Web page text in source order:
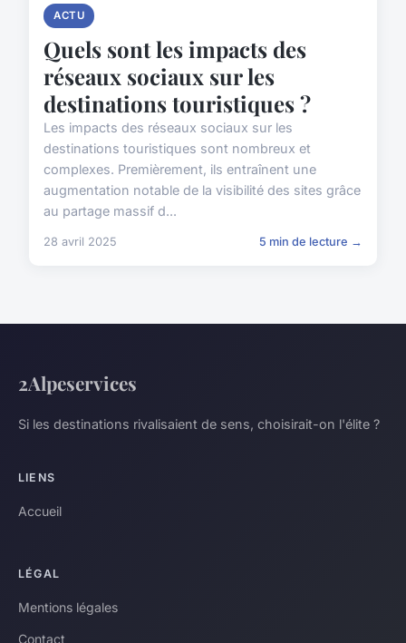
ACTU
Quels sont les impacts des
réseaux sociaux sur les
destinations touristiques ?
Les impacts des réseaux sociaux sur les
destinations touristiques sont nombreux et
complexes. Premièrement, ils entraînent une
augmentation notable de la visibilité des sites grâce
au partage massif d...
28 avril 2025 5 min de lecture →
2Alpeservices
Si les destinations rivalisaient de sens, choisirait-on l'élite ?
LIENS
Accueil
LÉGAL
Mentions légales
Contact